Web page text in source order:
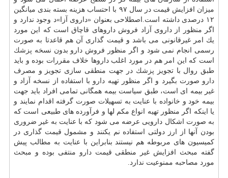
میزان افزایش قیمت در سال ۹۷ با احتساب هزینه بسته­ بندی میانگین
۱۲ درصدی داشته است.اصطلاحی بعنوان «داروی آزا»د وجود ندارد و
اگر منظور از داروی آزاد فروش داروهای قاچاق است كه این مورد
یك امر غیرقانونی می باشد و قیمت­ گذاری آن هم قاعدتا به صورت
رسمی انجام نمی­ شود و اگر منظور فروش دارو بدون نسخه پزشك
است كه این امر هم در مورد اغلب داروها خلاف مقررات بوده و باید
طبق روال با تجویز پزشك در جهت منطقی سازی تجویز و مصرف
دارو صورت بگیرد و اگر منظور تهیه دارو با استفاده از نسخه آزاد و
غیر بیمه­ ای است، طبق سیاست بیمه همگانی تمامی افراد باید جهت
بیمه خود و خانواده با عنایت به تسهیلات صورت گرفته اقدام نمایند و
یا اینكه اگر منظور تهیه انواع مكم ل­ها و فرآورده ­های طبیعی است كه
به صورت اشكال دارویی عرضه می ­شود كه با عنایت به غیر ضروری
بودن آنها از ارز دولتی استفاده نم ی­كنند و مشمول قیمت گذاری در
كمیسیون ­های مربوطه هم نیستند بنابراین با عنایت به مطالب پیش
گفته مبحث افزایش غیر منطقی قیمتدارو منتفی بوده و مبحث
مورد مصاحبه ممنوعیت ندارد.